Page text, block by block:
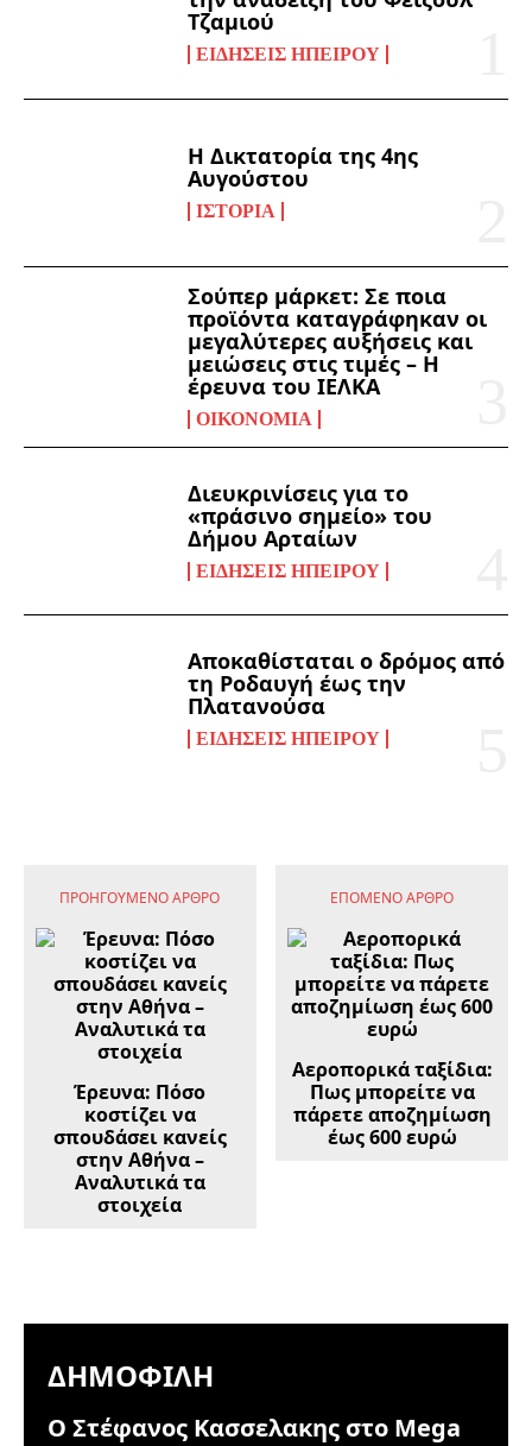
Τζαμιού
ΕΙΔΉΣΕΙΣ ΗΠΕΊΡΟΥ
Η Δικτατορία της 4ης
Αυγούστου
ΙΣΤΟΡΊΑ
Σούπερ μάρκετ: Σε ποια
προϊόντα καταγράφηκαν οι
μεγαλύτερες αυξήσεις και
μειώσεις στις τιμές – Η
έρευνα του ΙΕΛΚΑ
ΟΙΚΟΝΟΜΊΑ
Διευκρινίσεις για το
«πράσινο σημείο» του
Δήμου Αρταίων
ΕΙΔΉΣΕΙΣ ΗΠΕΊΡΟΥ
Αποκαθίσταται ο δρόμος από
τη Ροδαυγή έως την
Πλατανούσα
ΕΙΔΉΣΕΙΣ ΗΠΕΊΡΟΥ
ΠΡΟΗΓΟΎΜΕΝΟ ΆΡΘΡΟ
Έρευνα: Πόσο
κοστίζει να
σπουδάσει κανείς
στην Αθήνα –
Αναλυτικά τα
στοιχεία
ΕΠΌΜΕΝΟ ΆΡΘΡΟ
Αεροπορικά ταξίδια:
Πως μπορείτε να
πάρετε αποζημίωση
έως 600 ευρώ
ΔΗΜΟΦΙΛΉ
Ο Στέφανος Κασσελακης στο Mega